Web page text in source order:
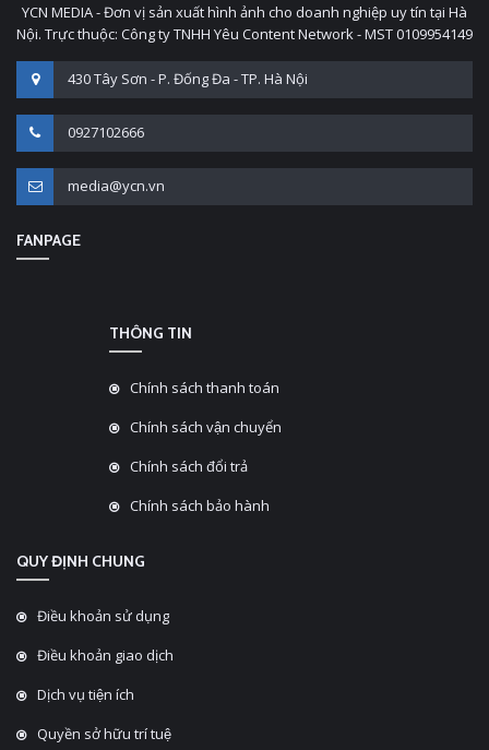
YCN MEDIA - Đơn vị sản xuất hình ảnh cho doanh nghiệp uy tín tại Hà
Nội. Trực thuộc: Công ty TNHH Yêu Content Network - MST 0109954149
430 Tây Sơn - P. Đống Đa - TP. Hà Nội
0927102666
media@ycn.vn
FANPAGE
THÔNG TIN
Chính sách thanh toán
Chính sách vận chuyển
Chính sách đổi trả
Chính sách bảo hành
QUY ĐỊNH CHUNG
Điều khoản sử dụng
Điều khoản giao dịch
Dịch vụ tiện ích
Quyền sở hữu trí tuệ